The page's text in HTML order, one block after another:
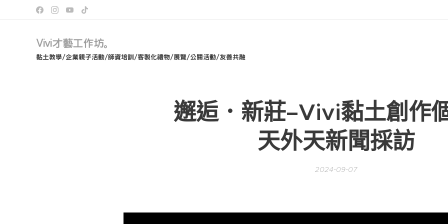
Vivi才藝工作坊。
黏土教學/企業親子活動/師資培訓/客製化禮物/展覽/公關活動/友善共融
邂逅．新莊–Vivi黏土創作
天外天新聞採訪
2024-09-07